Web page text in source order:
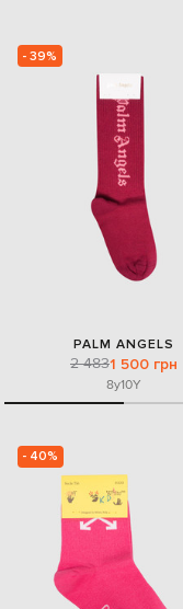
- 39%
PALM ANGELS
2 4831 500 грн
8y10Y
- 40%